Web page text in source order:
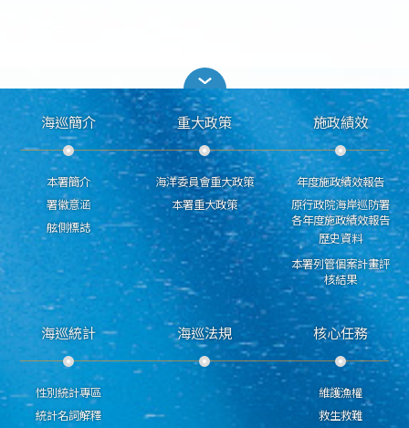
海巡簡介
本署簡介
署徽意涵
舷側標誌
重大政策
海洋委員會重大政策
本署重大政策
施政績效
年度施政績效報告
原行政院海岸巡防署
各年度施政績效報告
歷史資料
本署列管個案計畫評
核結果
海巡統計
性別統計專區
統計名詞解釋
海巡法規 核心任務
維護漁權
救生救難